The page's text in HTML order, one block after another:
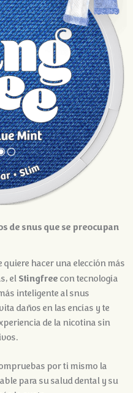
de snus que se preocupan
quiere hacer una elección más
el Stingfree con tecnología
inteligente al snus
daños en las encías y te
de la nicotina sin
por ti mismo la
para su salud dental y su